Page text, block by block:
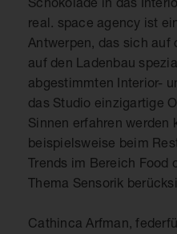
real. space agency ist
Antwerpen, das sich auf
auf den Ladenbau
abgestimmten Interior-
das Studio einzigartige
Sinnen erfahren werden
beispielsweise beim
Trends im Bereich Food
Thema Sensorik
Cathinca Arfman,